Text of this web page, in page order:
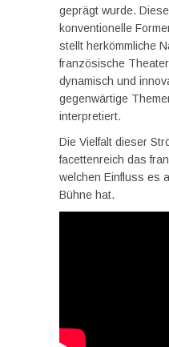
geprägt wurde.
konventionelle
stellt herkömmliche
französische
dynamisch und
gegenwärtige
interpretiert.
Die Vielfalt dieser
facettenreich das
welchen Einfluss es
Bühne hat.